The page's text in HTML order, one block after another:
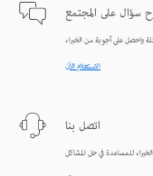
سؤال على المجتمع
الاستعلام الآن
اتصل بنا